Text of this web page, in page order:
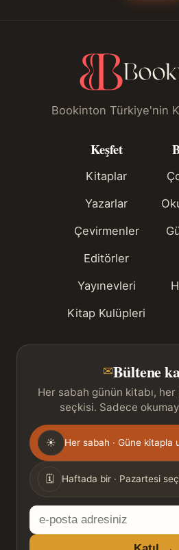
Bookinton Türkiye'nin
Keşfet
Kitaplar
Yazarlar
Çevirmenler
Editörler
Yayınevleri
Kitap Kulüpleri
✉Bültene
Her sabah günün kitabı,
seçkisi. Sadece
Gönderim
sıklığı
☀ Her sabah · Güne kitapla
🗓 Haftada bir · Pazartesi
E-
posta